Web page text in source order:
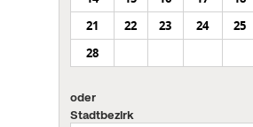
21
22 23 24 25
28
oder
Stadtbezirk